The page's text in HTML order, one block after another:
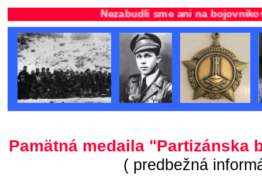
Nezabudli sme ani na bojovníkov
Pamätná medaila "Partizánska
( predbežná